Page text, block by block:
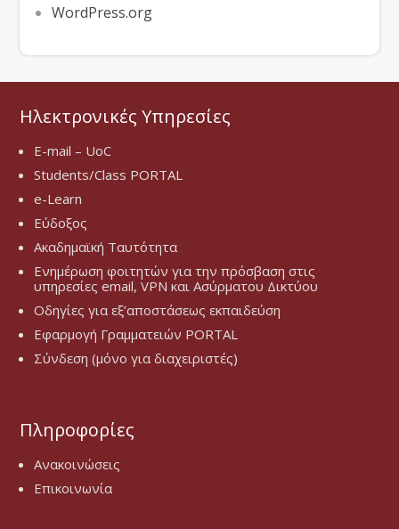
WordPress.org
Ηλεκτρονικές Υπηρεσίες
E-mail – UoC
Students/Class PORTAL
e-Learn
Εύδοξος
Ακαδημαϊκή Ταυτότητα
Ενημέρωση φοιτητών για την πρόσβαση στις
υπηρεσίες email, VPN και Ασύρματου Δικτύου
Οδηγίες για εξ’αποστάσεως εκπαιδεύση
Εφαρμογή Γραμματειών PORTAL
Σύνδεση (μόνο για διαχειριστές)
Πληροφορίες
Ανακοινώσεις
Επικοινωνία